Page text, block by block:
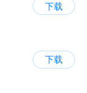
下载
下载